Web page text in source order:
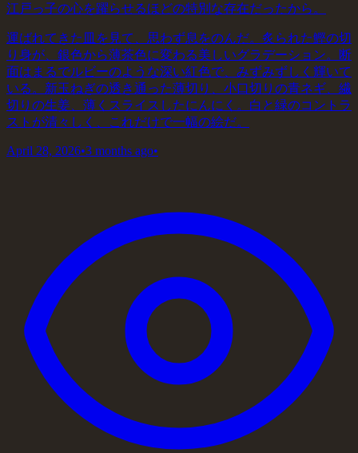
江戸っ子の心を躍らせるほどの特別な存在だったから。
運ばれてきた皿を見て、思わず息をのんだ。炙られた鰹の切
り身が、銀色から薄茶色に変わる美しいグラデーション。断
面はまるでルビーのような深い紅色で、みずみずしく輝いて
いる。新玉ねぎの透き通った薄切り、小口切りの青ネギ、繊
切りの生姜、薄くスライスしたにんにく。白と緑のコントラ
ストが清々しく、これだけで一幅の絵だ。
April 28, 2026•3 months ago•